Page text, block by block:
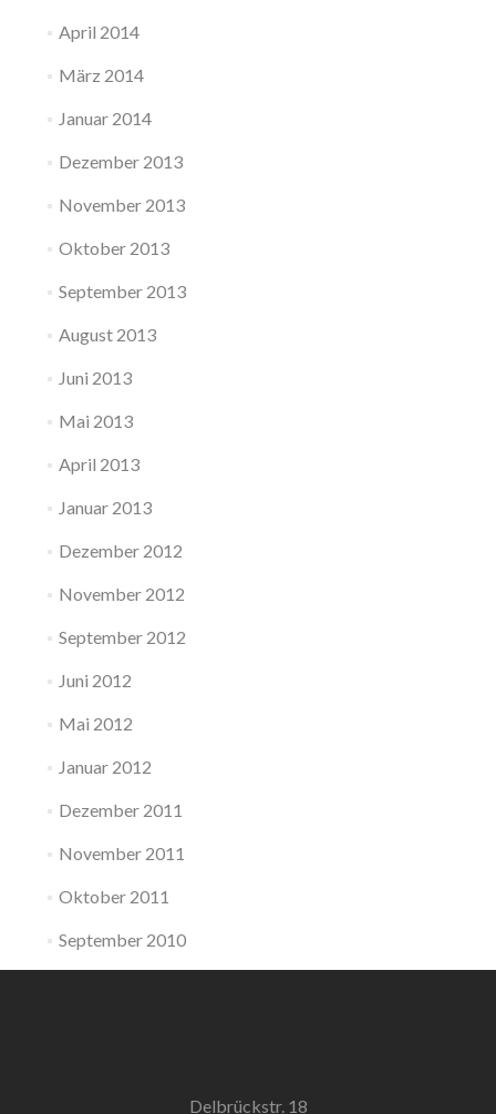
April 2014
März 2014
Januar 2014
Dezember 2013
November 2013
Oktober 2013
September 2013
August 2013
Juni 2013
Mai 2013
April 2013
Januar 2013
Dezember 2012
November 2012
September 2012
Juni 2012
Mai 2012
Januar 2012
Dezember 2011
November 2011
Oktober 2011
September 2010
Delbrückstr. 18